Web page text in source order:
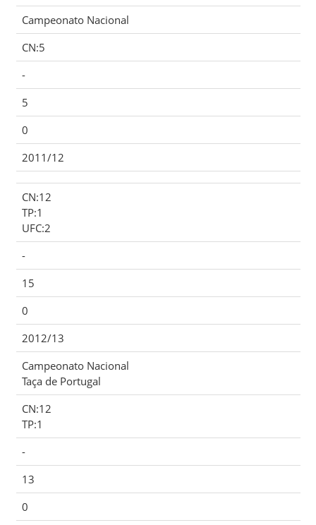
Campeonato Nacional
CN:5
-
5
0
2011/12
CN:12
TP:1
UFC:2
-
15
0
2012/13
Campeonato Nacional
Taça de Portugal
CN:12
TP:1
-
13
0